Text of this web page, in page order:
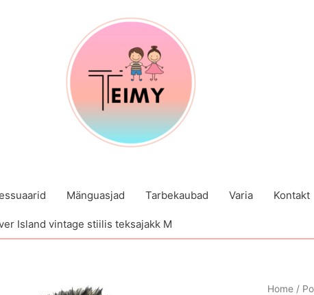
Mänguasjad Tarbekaubad Varia Kontakt
Island vintage stiilis teksajakk M
Home /